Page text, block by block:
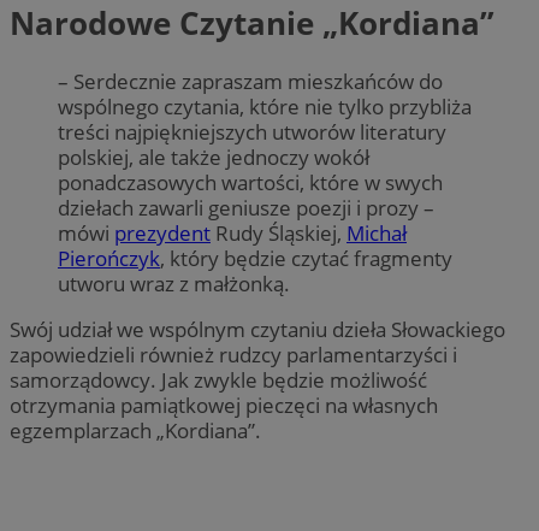
Narodowe Czytanie „Kordiana”
– Serdecznie zapraszam mieszkańców do
wspólnego czytania, które nie tylko przybliża
treści najpiękniejszych utworów literatury
polskiej, ale także jednoczy wokół
ponadczasowych wartości, które w swych
dziełach zawarli geniusze poezji i prozy –
mówi prezydent Rudy Śląskiej, Michał
Pierończyk, który będzie czytać fragmenty
utworu wraz z małżonką.
Swój udział we wspólnym czytaniu dzieła Słowackiego
zapowiedzieli również rudzcy parlamentarzyści i
samorządowcy. Jak zwykle będzie możliwość
otrzymania pamiątkowej pieczęci na własnych
egzemplarzach „Kordiana”.